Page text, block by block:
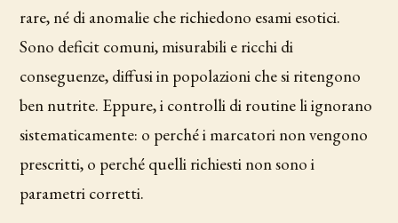
rare, né di anomalie che richiedono esami esotici.
Sono deficit comuni, misurabili e ricchi di
conseguenze, diffusi in popolazioni che si ritengono
ben nutrite. Eppure, i controlli di routine li ignorano
sistematicamente: o perché i marcatori non vengono
prescritti, o perché quelli richiesti non sono i
parametri corretti.